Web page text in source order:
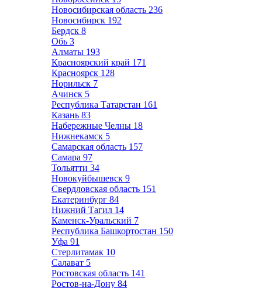
Новосибирская область 236
Новосибирск 192
Бердск 8
Обь 3
Алматы 193
Красноярский край 171
Красноярск 128
Норильск 7
Ачинск 5
Республика Татарстан 161
Казань 83
Набережные Челны 18
Нижнекамск 5
Самарская область 157
Самара 97
Тольятти 34
Новокуйбышевск 9
Свердловская область 151
Екатеринбург 84
Нижний Тагил 14
Каменск-Уральский 7
Республика Башкортостан 150
Уфа 91
Стерлитамак 10
Салават 5
Ростовская область 141
Ростов-на-Дону 84